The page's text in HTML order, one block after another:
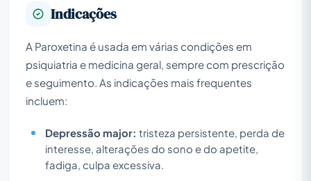
Indicações
A Paroxetina é usada em várias condições em
psiquiatria e medicina geral, sempre com prescrição
e seguimento. As indicações mais frequentes
incluem:
Depressão major: tristeza persistente, perda de
interesse, alterações do sono e do apetite,
fadiga, culpa excessiva.